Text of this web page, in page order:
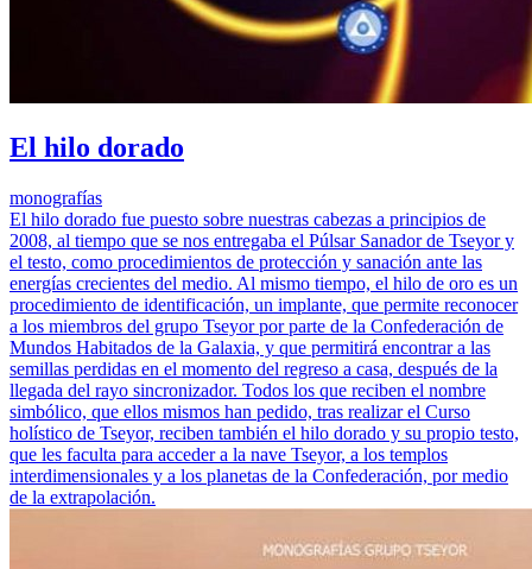
El hilo dorado
monografías
El hilo dorado fue puesto sobre nuestras cabezas a principios de
2008, al tiempo que se nos entregaba el Púlsar Sanador de Tseyor y
el testo, como procedimientos de protección y sanación ante las
energías crecientes del medio. Al mismo tiempo, el hilo de oro es un
procedimiento de identificación, un implante, que permite reconocer
a los miembros del grupo Tseyor por parte de la Confederación de
Mundos Habitados de la Galaxia, y que permitirá encontrar a las
semillas perdidas en el momento del regreso a casa, después de la
llegada del rayo sincronizador. Todos los que reciben el nombre
simbólico, que ellos mismos han pedido, tras realizar el Curso
holístico de Tseyor, reciben también el hilo dorado y su propio testo,
que les faculta para acceder a la nave Tseyor, a los templos
interdimensionales y a los planetas de la Confederación, por medio
de la extrapolación.